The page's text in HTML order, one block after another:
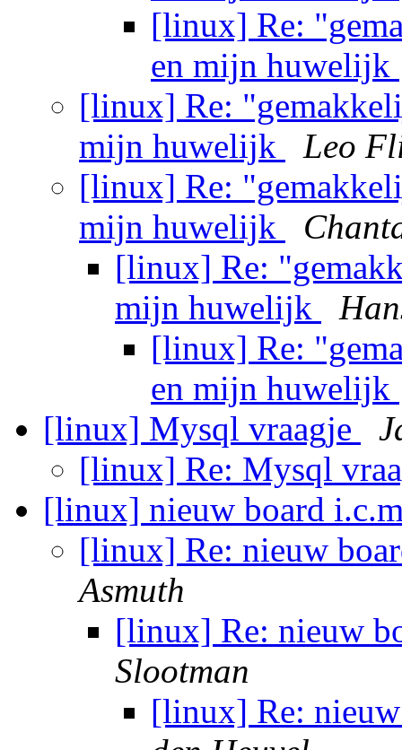
[linux] Re:
en mijn huwelijk
[linux] Re:
mijn huwelijk
Leo
[linux] Re:
mijn huwelijk
[linux] Re:
mijn huwelijk
[linux] Re:
en mijn huwelijk
[linux] Mysql vraagje
[linux] Re: Mysql
[linux] nieuw board
[linux] Re: nieuw
Asmuth
[linux] Re: nieuw
Slootman
[linux] Re: